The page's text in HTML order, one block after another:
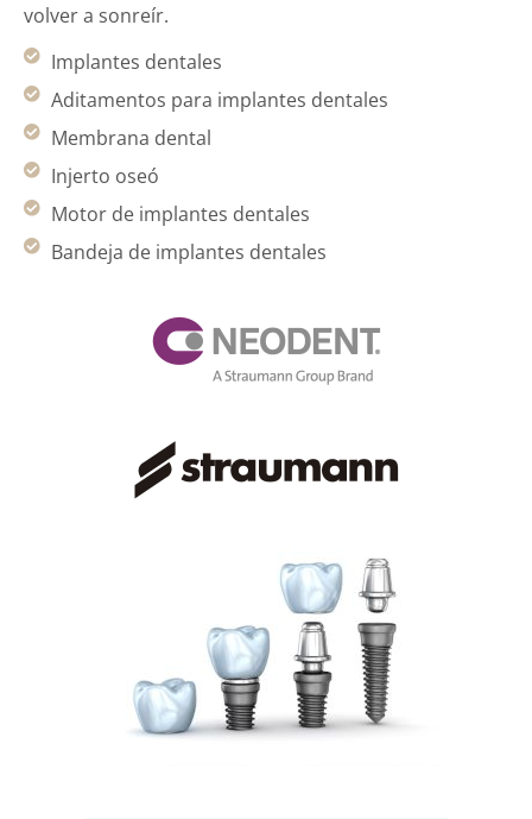
volver a sonreír.
Implantes dentales
Aditamentos para implantes dentales
Membrana dental
Injerto oseó
Motor de implantes dentales
Bandeja de implantes dentales